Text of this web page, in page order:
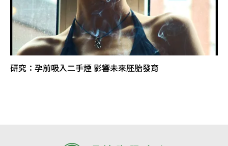
研究：孕前吸入二手煙 影響未來胚胎發育